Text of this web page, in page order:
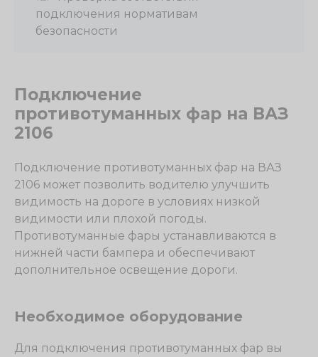
подключения нормативам
безопасности
Подключение
противотуманных фар на ВАЗ
2106
Подключение противотуманных фар на ВАЗ
2106 может позволить водителю улучшить
видимость на дороге в условиях низкой
видимости или плохой погоды.
Противотуманные фары устанавливаются в
нижней части бампера и обеспечивают
дополнительное освещение дороги.
Необходимое оборудование
Для подключения противотуманных фар вы